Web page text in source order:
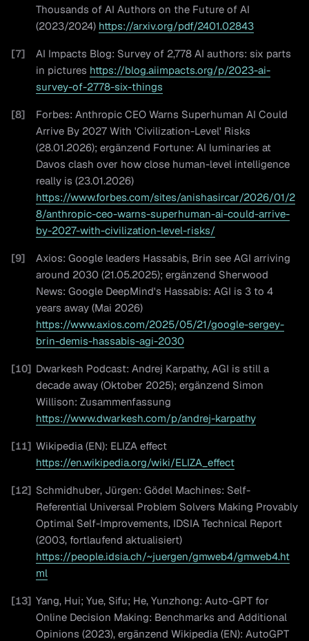
Thousands of AI Authors on the Future of AI
(2023/2024) https://arxiv.org/pdf/2401.02843
[7]
AI Impacts Blog: Survey of 2,778 AI authors: six parts
in pictures https://blog.aiimpacts.org/p/2023-ai-
survey-of-2778-six-things
[8]
Forbes: Anthropic CEO Warns Superhuman AI Could
Arrive By 2027 With 'Civilization-Level' Risks
(28.01.2026); ergänzend Fortune: AI luminaries at
Davos clash over how close human-level intelligence
really is (23.01.2026)
https://www.forbes.com/sites/anishasircar/2026/01/2
8/anthropic-ceo-warns-superhuman-ai-could-arrive-
by-2027-with-civilization-level-risks/
[9]
Axios: Google leaders Hassabis, Brin see AGI arriving
around 2030 (21.05.2025); ergänzend Sherwood
News: Google DeepMind's Hassabis: AGI is 3 to 4
years away (Mai 2026)
https://www.axios.com/2025/05/21/google-sergey-
brin-demis-hassabis-agi-2030
[10] Dwarkesh Podcast: Andrej Karpathy, AGI is still a
decade away (Oktober 2025); ergänzend Simon
Willison: Zusammenfassung
https://www.dwarkesh.com/p/andrej-karpathy
[11] Wikipedia (EN): ELIZA effect
https://en.wikipedia.org/wiki/ELIZA_effect
[12] Schmidhuber, Jürgen: Gödel Machines: Self-
Referential Universal Problem Solvers Making Provably
Optimal Self-Improvements, IDSIA Technical Report
(2003, fortlaufend aktualisiert)
https://people.idsia.ch/~juergen/gmweb4/gmweb4.ht
ml
[13] Yang, Hui; Yue, Sifu; He, Yunzhong: Auto-GPT for
Online Decision Making: Benchmarks and Additional
Opinions (2023), ergänzend Wikipedia (EN): AutoGPT